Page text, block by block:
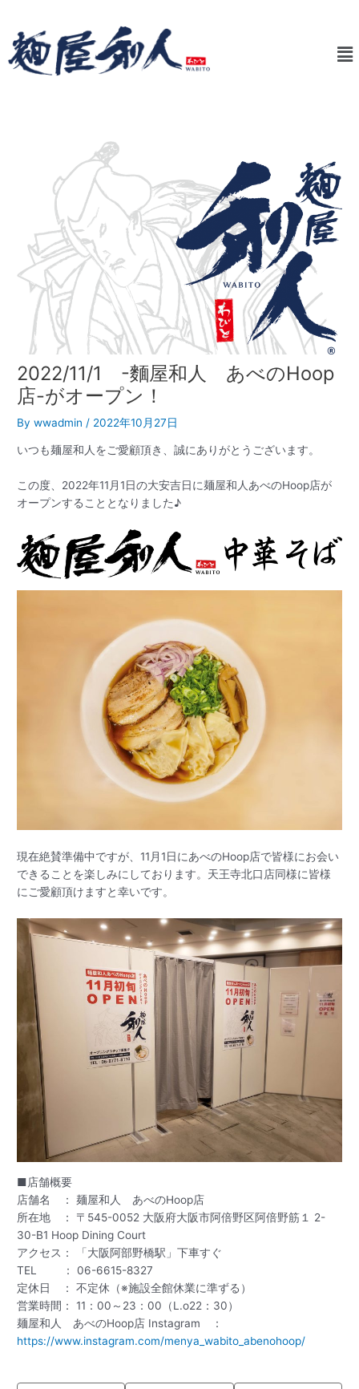
ス
メ
ニ
2022/11/1 -麵屋和人 あべのHoop
店-がオープン！
Bywwadmin / 2022年10月27日
いつも麺屋和人をご愛顧頂き、誠にありがとうございます。
この度、2022年11月1日の大安吉日に麺屋和人あべのHoop店が
オープンすることとなりました♪
現在絶賛準備中ですが、11月1日にあべのHoop店で皆様にお会い
できることを楽しみにしております。天王寺北口店同様に皆様
にご愛顧頂けますと幸いです。
■店舗概要
店舗名 ： 麺屋和人 あべのHoop店
所在地 ： 〒545-0052 大阪府大阪市阿倍野区阿倍野筋１ 2-
30-B1 Hoop Dining Court
アクセス： 「大阪阿部野橋駅」下車すぐ
TEL ： 06-6615-8327
定休日 ： 不定休（※施設全館休業に準ずる）
営業時間： 11：00～23：00（L.o22：30）
麺屋和人 あべのHoop店 Instagram ：
https://www.instagram.com/menya_wabito_abenohoop/
ナ
ビ